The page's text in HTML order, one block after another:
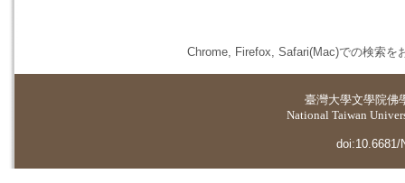
Chrome, Firefox, Safari(Mac)での検索を
臺灣大學文學院佛
National Taiwan
doi:10.6681/